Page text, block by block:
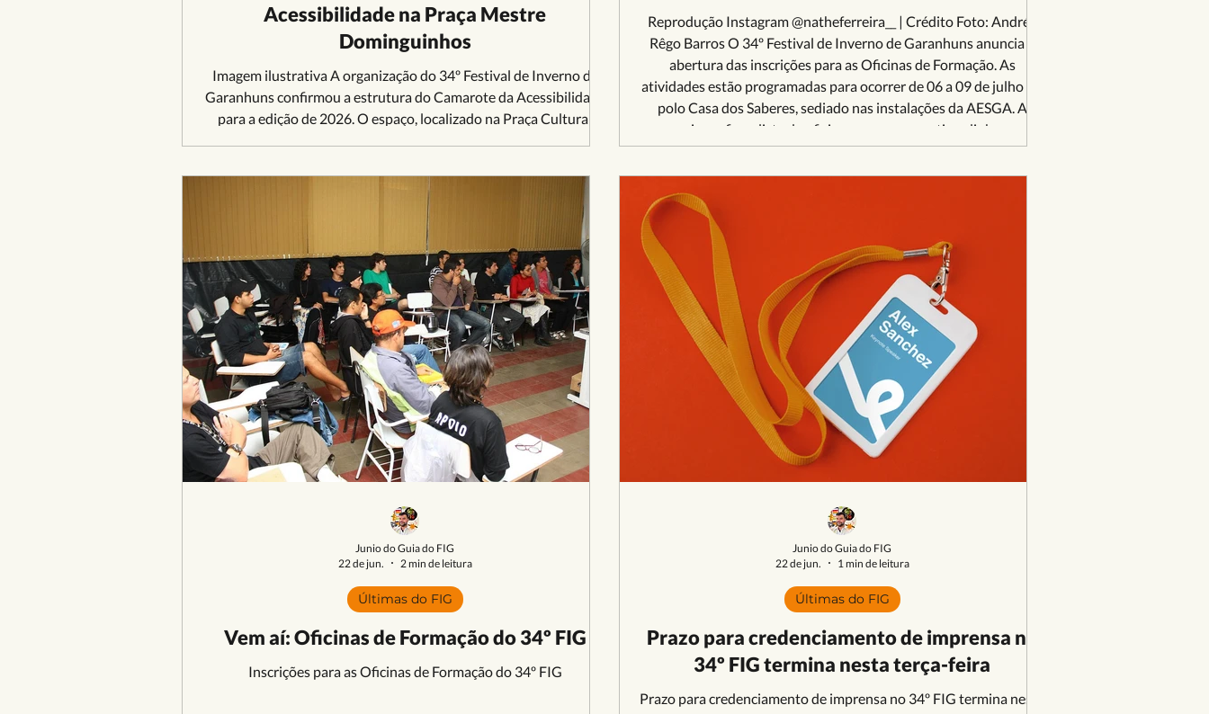
Acessibilidade na Praça Mestre
Dominguinhos
Imagem ilustrativa A organização do 34º Festival de Inverno de
Garanhuns confirmou a estrutura do Camarote da Acessibilidade
para a edição de 2026. O espaço, localizado na Praça Cultural
possa acompanhar a programação principal de shows. Anexo à
estrutura do camarote geral, o ambiente tem capacidade para
receber 50 pessoas por noite, sendo o acesso totalm
Reprodução Instagram @natheferreira__ | Crédito Foto: Andréa
Rêgo Barros O 34º Festival de Inverno de Garanhuns anuncia a
abertura das inscrições para as Oficinas de Formação. As
atividades estão programadas para ocorrer de 06 a 09 de julho no
polo Casa dos Saberes, sediado nas instalações da AESGA. A
seguir confira a lista de oficinas e seus respectivos link para
inscrição online. Petrônio Lorena Oficina Teórica de Introdução à
História do Cinema Pernambucano Inscrição:...
Vem aí: Oficinas de Formação do 34º FIG
Inscrições para as Oficinas de Formação do 34º FIG
Últimas do FIG
Junio do Guia do FIG
22 de jun.
2 min de leitura
Prazo para credenciamento de imprensa no
34º FIG termina nesta terça-feira
Prazo para credenciamento de imprensa no 34º FIG termina nesta
Últimas do FIG
Junio do Guia do FIG
22 de jun.
1 min de leitura